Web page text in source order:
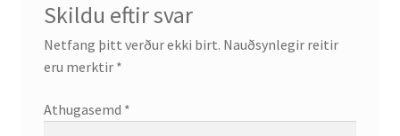
Skildu eftir svar
Netfang þitt verður ekki birt. Nauðsynlegir reitir
eru merktir *
Athugasemd *